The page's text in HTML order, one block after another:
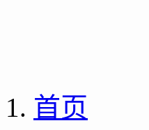
首页